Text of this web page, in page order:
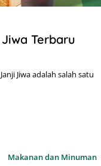
Terbaru
Jiwa adalah salah satu
Makanan dan Minuman